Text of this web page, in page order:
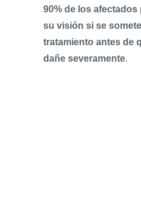
90% de los
su visión si se
tratamiento antes de
dañe severamente.